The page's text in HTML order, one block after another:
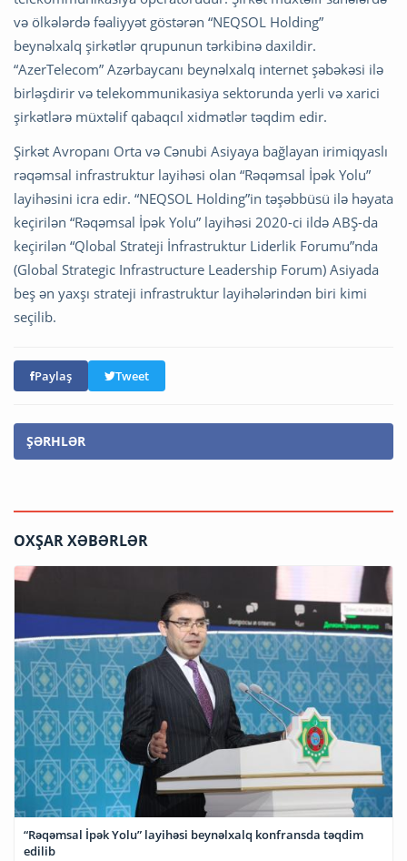
və ölkələrdə fəaliyyət göstərən “NEQSOL Holding”
beynəlxalq şirkətlər qrupunun tərkibinə daxildir.
“AzerTelecom” Azərbaycanı beynəlxalq internet şəbəkəsi ilə
birləşdirir və telekommunikasiya sektorunda yerli və xarici
şirkətlərə müxtəlif qabaqcıl xidmətlər təqdim edir.
Şirkət Avropanı Orta və Cənubi Asiyaya bağlayan irimiqyaslı
rəqəmsal infrastruktur layihəsi olan “Rəqəmsal İpək Yolu”
layihəsini icra edir. “NEQSOL Holding”in təşəbbüsü ilə həyata
keçirilən “Rəqəmsal İpək Yolu” layihəsi 2020-ci ildə ABŞ-da
keçirilən “Qlobal Strateji İnfrastruktur Liderlik Forumu”nda
(Global Strategic Infrastructure Leadership Forum) Asiyada
beş ən yaxşı strateji infrastruktur layihələrindən biri kimi
seçilib.
Paylaş Tweet
ŞƏRHLƏR
OXŞAR XƏBƏRLƏR
“Rəqəmsal İpək Yolu” layihəsi beynəlxalq konfransda təqdim
edilib